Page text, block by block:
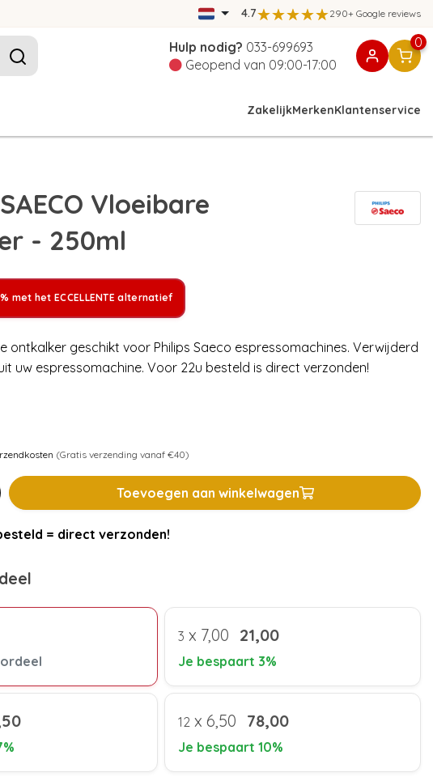
4.7 290+ Google reviews
Hulp nodig? 033-699693
Geopend van 09:00-17:00
0
ZakelijkMerkenKlantenservice
Vloeibare
- 250ml
met het ECCELLENTE alternatief
ontkalker geschikt voor Philips Saeco espressomachines. Verwijderd
uw espressomachine. Voor 22u besteld is direct verzonden!
(Gratis verzending vanaf €40)
Toevoegen aan winkelwagen
= direct verzonden!
3 x 7,00 21,00
Je bespaart 3%
12 x 6,50 78,00
Je bespaart 10%